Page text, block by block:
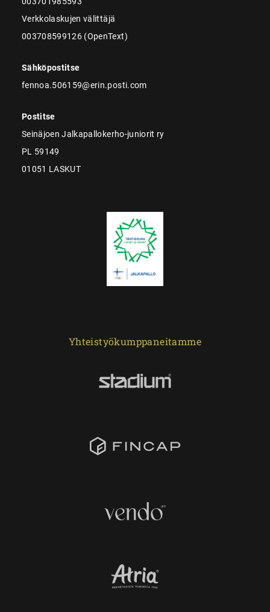
Verkkolaskujen välittäjä
003708599126 (OpenText)
Sähköpostitse
fennoa.506159@erin.posti.com
Postitse
Seinäjoen Jalkapallokerho-juniorit ry
PL 59149
01051 LASKUT
Yhteistyökumppaneitamme